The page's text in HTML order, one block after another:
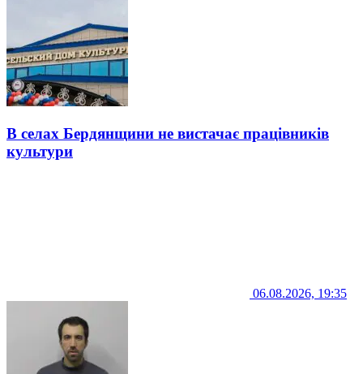
В селах Бердянщини не вистачає працівників
культури
06.08.2026, 19:35